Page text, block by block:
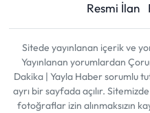
Resmi İlan
Sitede yayınlanan içerik ve
Yayınlanan yorumlardan
Dakika | Yayla Haber sorumlu
ayrı bir sayfada açılır.
fotoğraflar izin alınmaksızın